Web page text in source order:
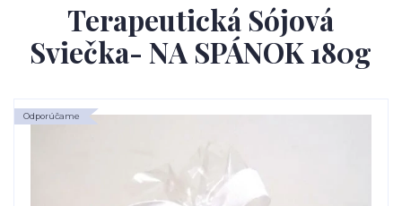
Terapeutická Sójová
Sviečka- NA SPÁNOK 180g
Odporúčame